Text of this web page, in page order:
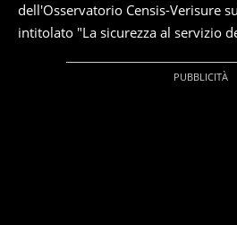
dell'Osservatorio Censis-Verisure
intitolato "La sicurezza al servizio